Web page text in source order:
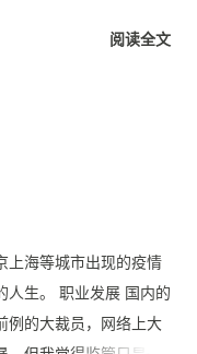
我展开说说。 首先我们
业务变动可以让自己
他关注的是自己的权责
是被别人抢走了，自己
了，那么在他的上级或
阅读全文
上海等城市出现的疫情
人生。 职业发展 国内的
例的大裁员，网络上大